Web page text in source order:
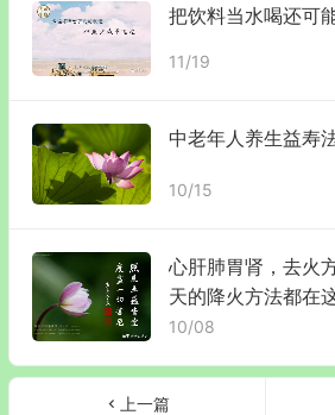
把饮料当水喝还可
11/19
中老年人养生益寿
10/15
心肝肺胃肾，去火
天的降火方法都在
10/08
上一篇